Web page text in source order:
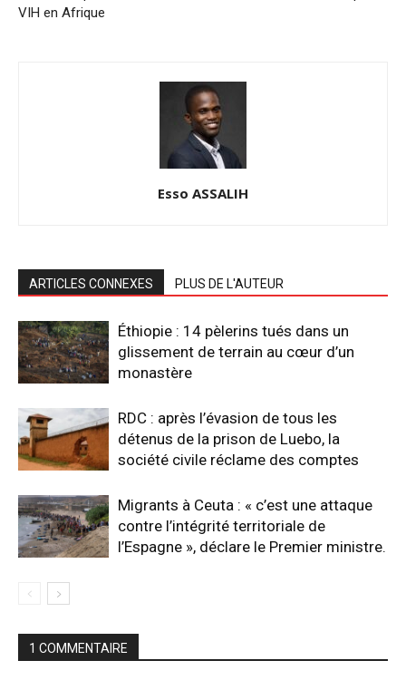
VIH en Afrique
Esso ASSALIH
ARTICLES CONNEXES PLUS DE L'AUTEUR
Éthiopie : 14 pèlerins tués dans un
glissement de terrain au cœur d’un
monastère
RDC : après l’évasion de tous les
détenus de la prison de Luebo, la
société civile réclame des comptes
Migrants à Ceuta : « c’est une attaque
contre l’intégrité territoriale de
l’Espagne », déclare le Premier ministre.
1 COMMENTAIRE